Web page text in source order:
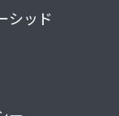
シッド